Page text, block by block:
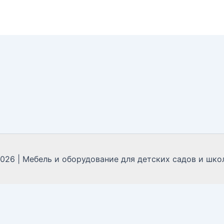
| Мебель и оборудование для детских садов и